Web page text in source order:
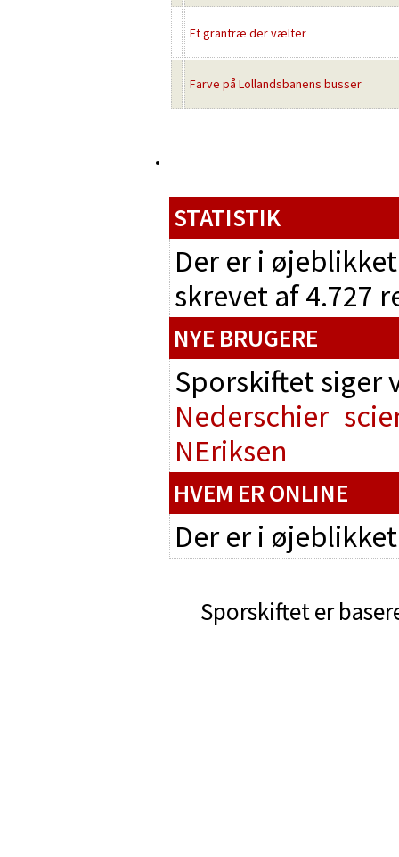
Et grantræ der vælter
Farve på Lollandsbanens busser
STATISTIK
Der er i
skrevet af 4.727
NYE BRUGERE
Sporskiftet
Nederschier
NEriksen
HVEM ER ONLINE
Der er i
Sporskiftet er